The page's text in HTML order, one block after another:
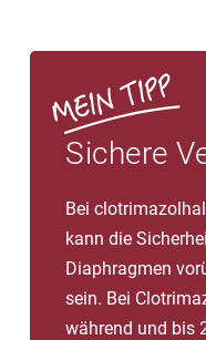
Sichere
Bei
kann die
Diaphragmen
sein. Bei
während und bis